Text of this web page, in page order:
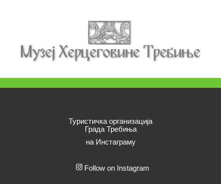
Туристичка организација
Града Требиња
на Инстаграму
Follow on Instagram